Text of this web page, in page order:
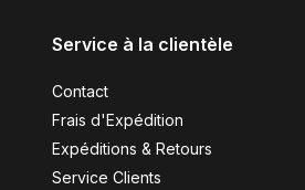
Service à la clientèle
Contact
Frais d'Expédition
Expéditions & Retours
Service Clients